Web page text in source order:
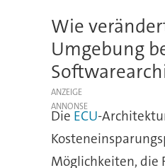
Wie
Umgebung
ANZEIGE
Die ECU-
Möglichkeiten, die